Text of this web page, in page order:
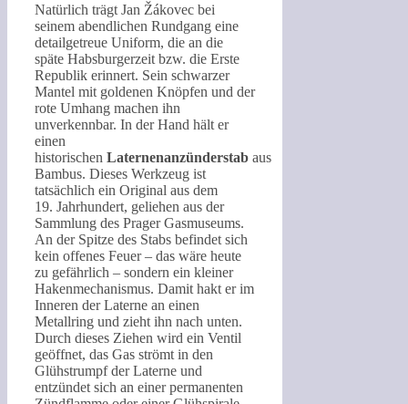
Natürlich trägt Jan Žákovec bei
seinem abendlichen Rundgang eine
detailgetreue Uniform, die an die
späte Habsburgerzeit bzw. die Erste
Republik erinnert. Sein schwarzer
Mantel mit goldenen Knöpfen und der
rote Umhang machen ihn
unverkennbar. In der Hand hält er
einen
historischen Laternenanzünderstab aus
Bambus. Dieses Werkzeug ist
tatsächlich ein Original aus dem
19. Jahrhundert, geliehen aus der
Sammlung des Prager Gasmuseums.
An der Spitze des Stabs befindet sich
kein offenes Feuer – das wäre heute
zu gefährlich – sondern ein kleiner
Hakenmechanismus. Damit hakt er im
Inneren der Laterne an einen
Metallring und zieht ihn nach unten.
Durch dieses Ziehen wird ein Ventil
geöffnet, das Gas strömt in den
Glühstrumpf der Laterne und
entzündet sich an einer permanenten